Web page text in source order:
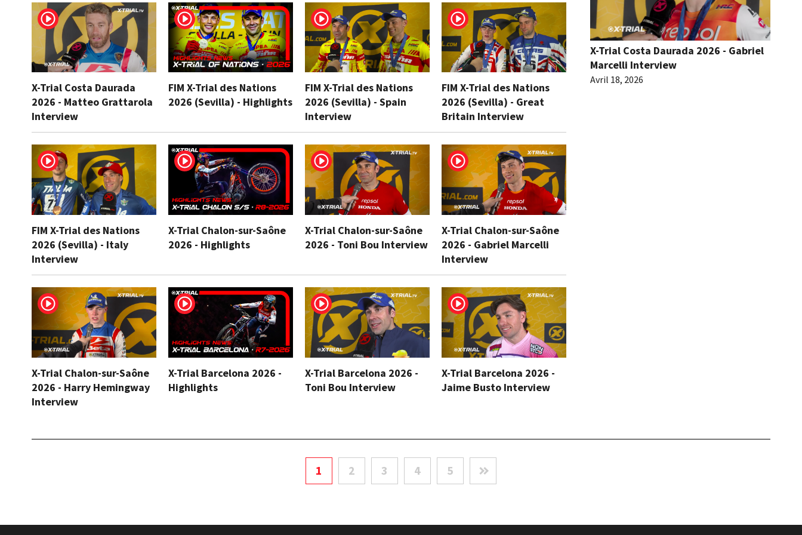
X-Trial Costa Daurada 2026 - Gabriel
Marcelli Interview
Avril 18, 2026
X-Trial Costa Daurada
2026 - Matteo Grattarola
Interview
FIM X-Trial des Nations
2026 (Sevilla) - Highlights
FIM X-Trial des Nations
2026 (Sevilla) - Spain
Interview
FIM X-Trial des Nations
2026 (Sevilla) - Great
Britain Interview
FIM X-Trial des Nations
2026 (Sevilla) - Italy
Interview
X-Trial Chalon-sur-Saône
2026 - Highlights
X-Trial Chalon-sur-Saône
2026 - Toni Bou Interview
X-Trial Chalon-sur-Saône
2026 - Gabriel Marcelli
Interview
X-Trial Chalon-sur-Saône
2026 - Harry Hemingway
Interview
X-Trial Barcelona 2026 -
Highlights
X-Trial Barcelona 2026 -
Toni Bou Interview
X-Trial Barcelona 2026 -
Jaime Busto Interview
1 2 3 4 5